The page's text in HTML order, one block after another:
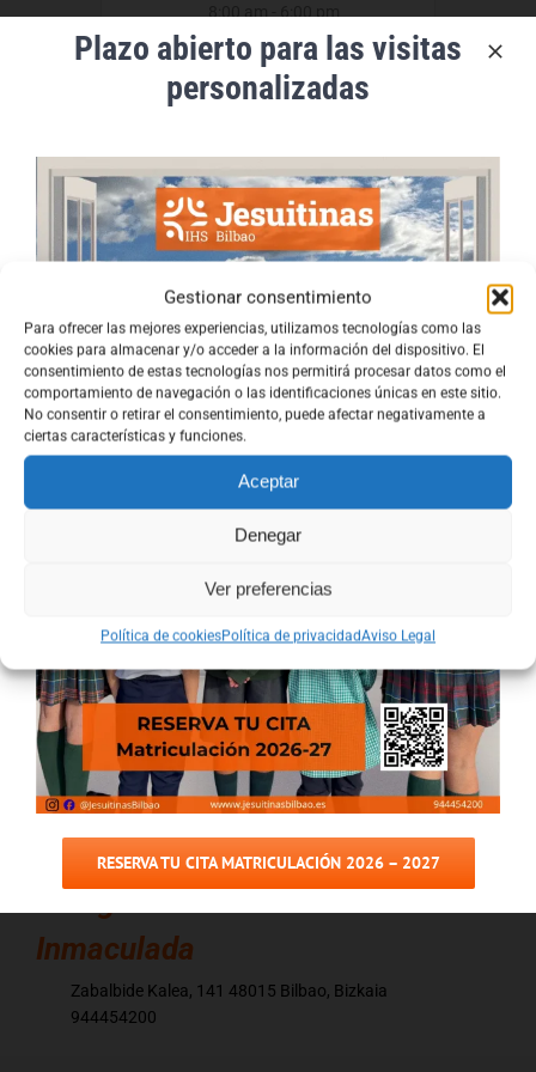
Gestionar consentimiento
Para ofrecer las mejores experiencias, utilizamos tecnologías como las
cookies para almacenar y/o acceder a la información del dispositivo. El
consentimiento de estas tecnologías nos permitirá procesar datos como el
comportamiento de navegación o las identificaciones únicas en este sitio.
No consentir o retirar el consentimiento, puede afectar negativamente a
ciertas características y funciones.
Aceptar
Denegar
Ver preferencias
Política de cookiesPolítica de privacidadAviso Legal
8:00 am - 6:00 pm
+ Añadir Google Calendar
COMPARTIR ESTE EVENTO
Inmaculada
Zabalbide Kalea, 141 48015 Bilbao, Bizkaia
944454200
Plazo abierto para las visitas
personalizadas
RESERVA TU CITA MATRICULACIÓN 2026 – 2027